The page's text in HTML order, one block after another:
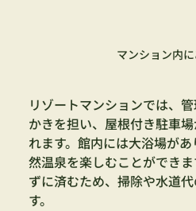
マンション内
リゾートマンションでは、
かきを担い、屋根付き駐車
れます。館内には大浴場が
然温泉を楽しむことができ
ずに済むため、掃除や水道
す。